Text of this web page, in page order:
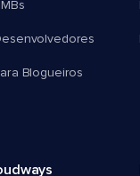
Blogueiros